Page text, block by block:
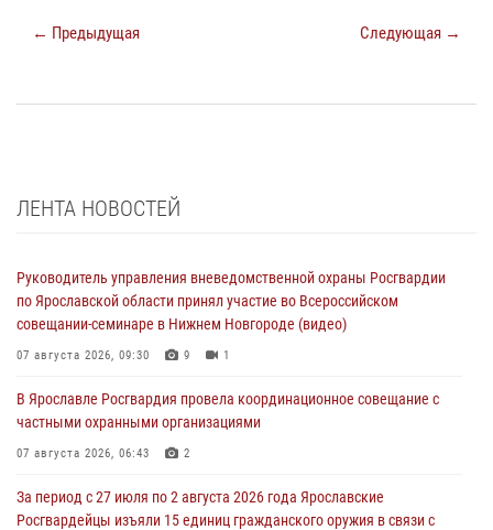
← Предыдущая Следующая →
ЛЕНТА НОВОСТЕЙ
Руководитель управления вневедомственной охраны Росгвардии
по Ярославской области принял участие во Всероссийском
совещании-семинаре в Нижнем Новгороде (видео)
07 августа 2026, 09:30 9 1
В Ярославле Росгвардия провела координационное совещание с
частными охранными организациями
07 августа 2026, 06:43 2
За период с 27 июля по 2 августа 2026 года Ярославские
Росгвардейцы изъяли 15 единиц гражданского оружия в связи с